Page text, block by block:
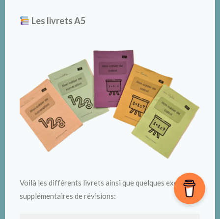
Les livrets A5
Voilà les différents livrets ainsi que quelques exercices
supplémentaires de révisions: